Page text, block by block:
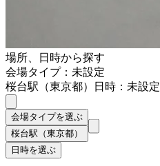
場所、日時から探す
会場タイプ：未設定
桜台駅（東京都）
日時：未設定
会場タイプを選ぶ
桜台駅（東京都）
日時を選ぶ